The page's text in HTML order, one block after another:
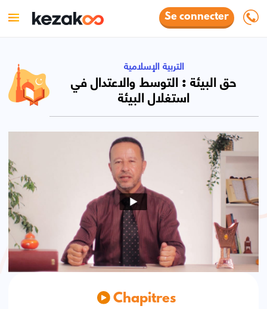
Se connecter
التربية الإسلامية
حق البيئة : التوسط والاعتدال في
استغلال البيئة
Chapitres